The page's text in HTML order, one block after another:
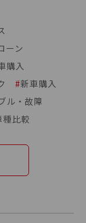
ーン
購入
#新車購入
ル・故障
種比較